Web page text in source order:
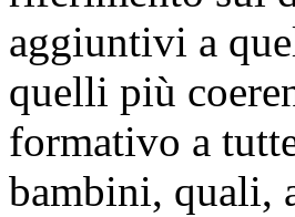
aggiuntivi a
quelli più
formativo a
bambini, quali,